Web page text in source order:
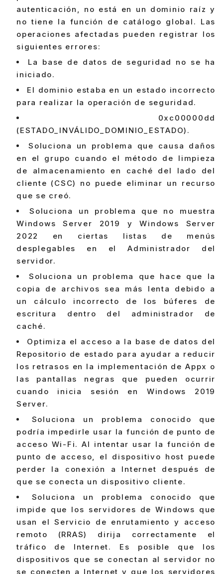
autenticación, no está en un dominio raíz y
no tiene la función de catálogo global. Las
operaciones afectadas pueden registrar los
siguientes errores:
La base de datos de seguridad no se ha
iniciado.
El dominio estaba en un estado incorrecto
para realizar la operación de seguridad.
0xc00000dd
(ESTADO_INVÁLIDO_DOMINIO_ESTADO).
Soluciona un problema que causa daños
en el grupo cuando el método de limpieza
de almacenamiento en caché del lado del
cliente (CSC) no puede eliminar un recurso
que se creó.
Soluciona un problema que no muestra
Windows Server 2019 y Windows Server
2022 en ciertas listas de menús
desplegables en el Administrador del
servidor.
Soluciona un problema que hace que la
copia de archivos sea más lenta debido a
un cálculo incorrecto de los búferes de
escritura dentro del administrador de
caché.
Optimiza el acceso a la base de datos del
Repositorio de estado para ayudar a reducir
los retrasos en la implementación de Appx o
las pantallas negras que pueden ocurrir
cuando inicia sesión en Windows 2019
Server.
Soluciona un problema conocido que
podría impedirle usar la función de punto de
acceso Wi-Fi. Al intentar usar la función de
punto de acceso, el dispositivo host puede
perder la conexión a Internet después de
que se conecta un dispositivo cliente.
Soluciona un problema conocido que
impide que los servidores de Windows que
usan el Servicio de enrutamiento y acceso
remoto (RRAS) dirija correctamente el
tráfico de Internet. Es posible que los
dispositivos que se conectan al servidor no
se conecten a Internet y que los servidores